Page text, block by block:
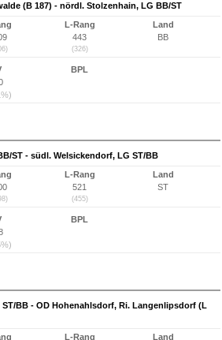
(B 187) - nördl. Stolzenhain, LG BB/ST
L-Rang
443
(326)
Land
BB
BPL
ST - südl. Welsickendorf, LG ST/BB
L-Rang
521
(455)
Land
ST
BPL
BB - OD Hohenahlsdorf, Ri. Langenlipsdorf (L
L-Rang Land